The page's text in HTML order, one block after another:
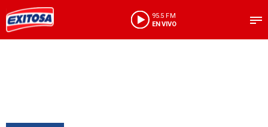
95.5 FM
EN VIVO